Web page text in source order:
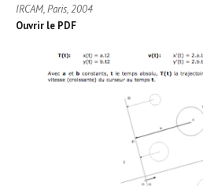
IRCAM, Paris, 2004
Ouvrir le PDF